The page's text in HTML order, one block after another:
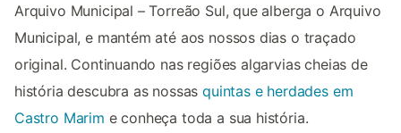
Arquivo Municipal – Torreão Sul, que alberga o Arquivo
Municipal, e mantém até aos nossos dias o traçado
original. Continuando nas regiões algarvias cheias de
história descubra as nossasquintas e herdades em
Castro Marim e conheça toda a sua história.